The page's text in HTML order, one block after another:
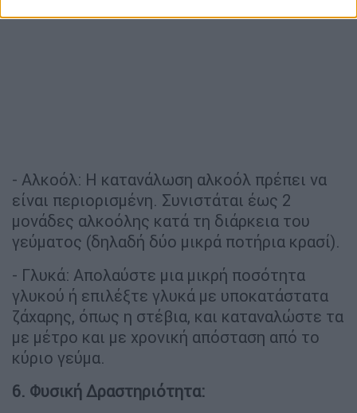
- Αλκοόλ: Η κατανάλωση αλκοόλ πρέπει να
είναι περιορισμένη. Συνιστάται έως 2
μονάδες αλκοόλης κατά τη διάρκεια του
γεύματος (δηλαδή δύο μικρά ποτήρια κρασί).
- Γλυκά: Απολαύστε μια μικρή ποσότητα
γλυκού ή επιλέξτε γλυκά με υποκατάστατα
ζάχαρης, όπως η στέβια, και καταναλώστε τα
με μέτρο και με χρονική απόσταση από το
κύριο γεύμα.
6. Φυσική Δραστηριότητα: